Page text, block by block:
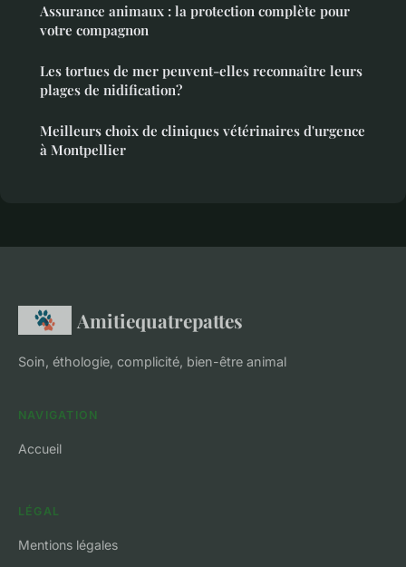
Assurance animaux : la protection complète pour
votre compagnon
Les tortues de mer peuvent-elles reconnaître leurs
plages de nidification?
Meilleurs choix de cliniques vétérinaires d'urgence
à Montpellier
Amitiequatrepattes
Soin, éthologie, complicité, bien-être animal
NAVIGATION
Accueil
LÉGAL
Mentions légales